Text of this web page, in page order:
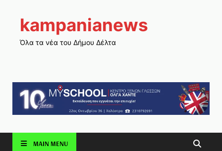
kampanianews
Όλα τα νέα του Δήμου Δέλτα
MAIN MENU